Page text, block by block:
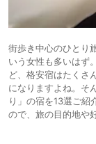
街歩き中心のひとり
いう女性も多いはず
ど、格安宿はたくさ
になりますよね。そ
り」の宿を13選ご紹
ので、旅の目的地や